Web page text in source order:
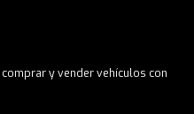
y vender vehículos con